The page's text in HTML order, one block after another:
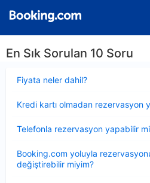
En Sık Sorulan 10 Soru
Fiyata neler dahil?
Kredi kartı olmadan rezervasyon
Telefonla rezervasyon yapabilir
Booking.com yoluyla
değiştirebilir miyim?